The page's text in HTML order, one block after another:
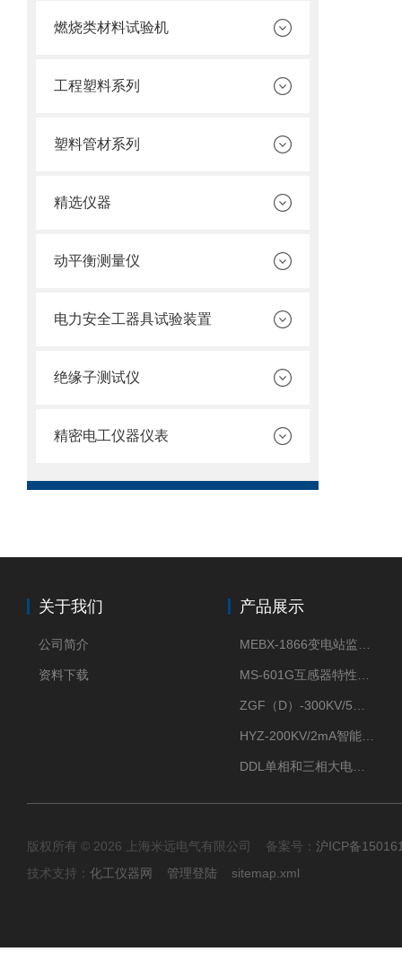
燃烧类材料试验机
工程塑料系列
塑料管材系列
精选仪器
动平衡测量仪
电力安全工器具试验装置
绝缘子测试仪
精密电工仪器仪表
关于我们
公司简介
资料下载
产品展示
版权所有 © 2026 上海米远电气有限公司 备案号： 沪ICP备
技术支持： 化工仪器网 管理登陆 sitemap.xml